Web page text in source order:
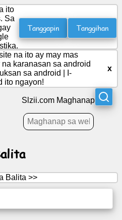
ito
Sa
Tanggapin Tanggihan
na ito ay may mas
na karanasan sa android
sa android
I-
ito ngayon!
x
Slzii.com Maghanap
Balita >>